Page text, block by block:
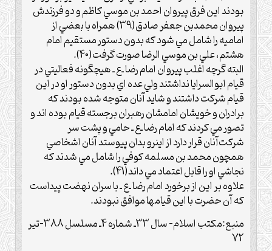
بودند اين فرق پيروان احمد بن موسي کاظم و دو فرزندش
پيروان محمدبن جعفر صادق(39) همراه با بعضي از
اماميه را شامل مي شود که بدون دستور مستقيم امام
هشتم، علي بن موسي الرضا صورت گرفت(40).
البته گرچه اغلب پيروان امام رضا ـ‌ع‌ ـ هيچگونه فعاليتي در
قيام ابوالسرايا نداشتند ولي عده اي بدون دستور او در اين
قيام شرکت داشتند و شايد آنان متوجه شده بودند که
برادران و خويشان امامشان رهبران برجسته قيام بوده اند و
تصور مي کردند که امام رضا ـ‌ع‌ ـ حامي و پشت سر
شرکت‌آنان قرار دارد از اينرو بدان پيوستد آنان اشخاصي
همچون محمد بن مسلمه کوفي را شامل مي شدند که
نجاشي او را قابل اعتماد مي داند(41).
علاوه بر اين از برخورد امام رضا ـ‌ع‌ ـ با سران نهضت پيداست
که آن حضرت با اين قيامها موافق نبودند.
منبع:مکتب اسلام- سال 33ـ شماره 4ـ مسلسل 388-تير
72